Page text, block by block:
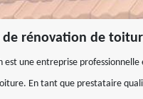
de rénovation de
est une entreprise
En tant que prestataire